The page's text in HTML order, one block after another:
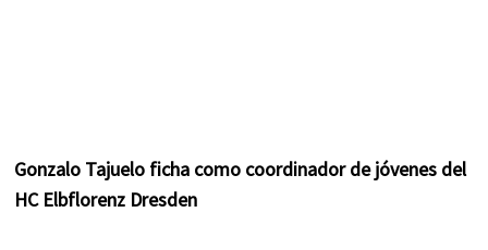
Gonzalo Tajuelo ficha como coordinador de jóvenes del
HC Elbflorenz Dresden